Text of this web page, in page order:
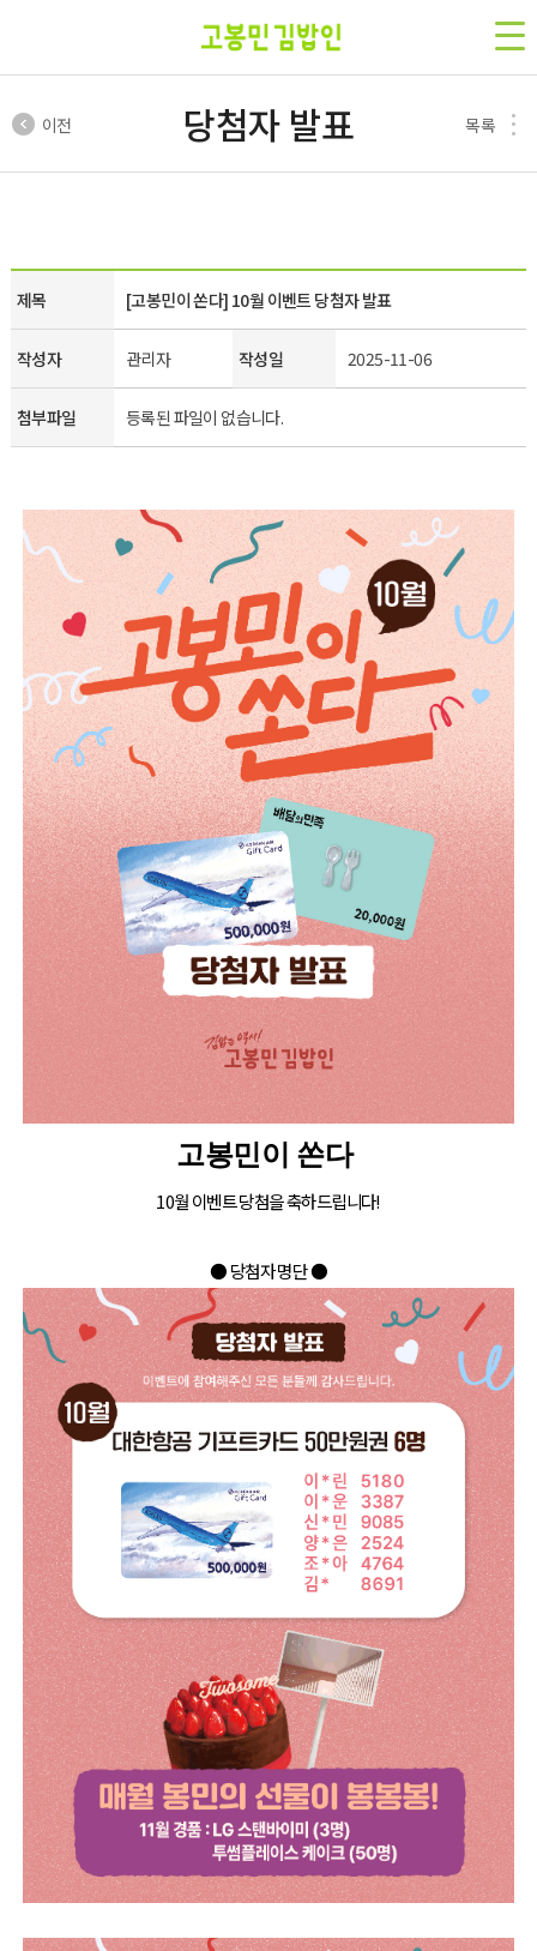
이전 당첨자 발표 목록
제목 [고봉민이 쏜다] 10월 이벤트 당첨자 발표
작성자 관리자 작성일 2025-11-06
첨부파일 등록된 파일이 없습니다.
고봉민이 쏜다
10월 이벤트 당첨을 축하드립니다!
●당첨자 명단 ●